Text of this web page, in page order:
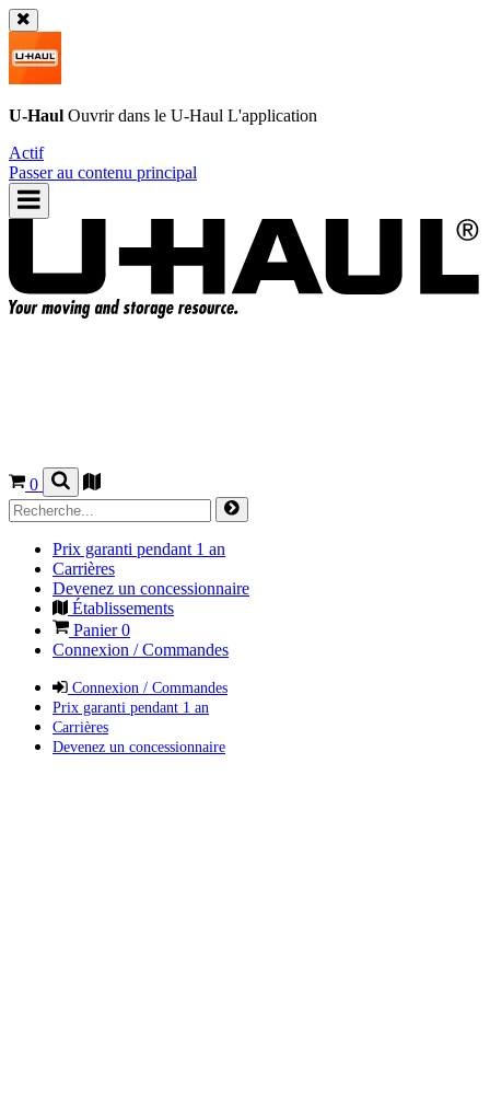
U-Haul Ouvrir dans le U-Haul L'application
Actif
Passer au contenu principal
0
Prix garanti pendant 1 an
Carrières
Devenez un concessionnaire
Établissements
Panier0
Connexion / Commandes
Connexion / Commandes
Prix garanti pendant 1 an
Carrières
Devenez un concessionnaire